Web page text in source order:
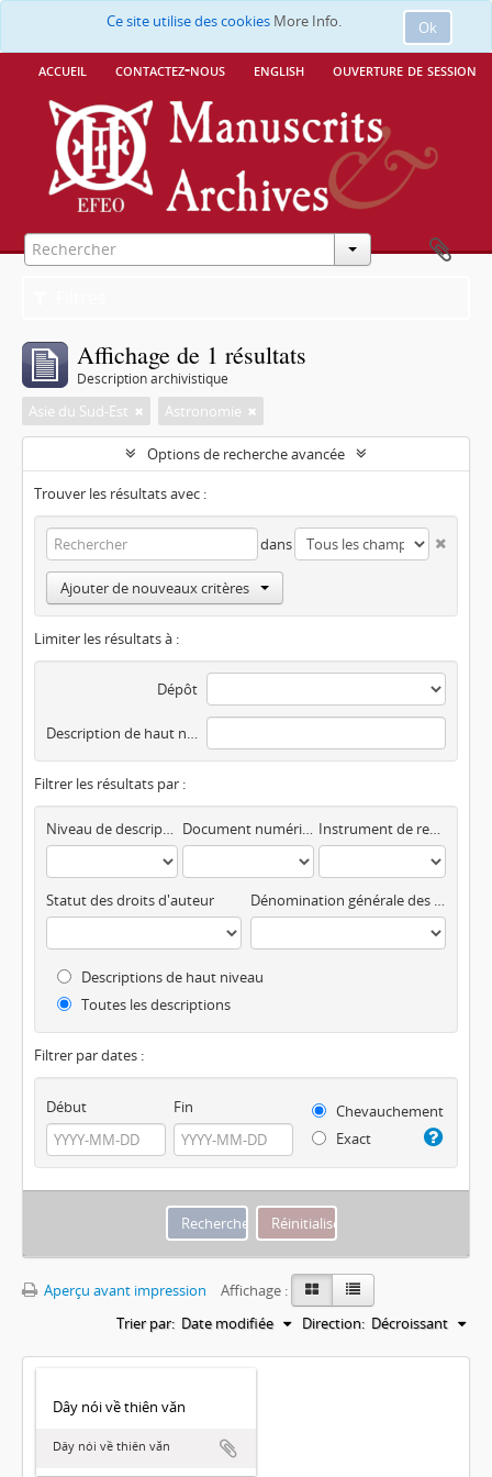
Ok
Ce site utilise des cookies More Info.
accueil contactez-nous english ouverture de session
Affichage de 1 résultats
Description archivistique
Asie du Sud-Est Astronomie
Options de recherche avancée
Trouver les résultats avec :
dans
Ajouter de nouveaux critères
Limiter les résultats à :
Dépôt
Description de haut niveau
Filtrer les résultats par :
Niveau de description Document numérisé disponible Instrument de recherche
Statut des droits d'auteur Dénomination générale des documents
Descriptions de haut niveau
Toutes les descriptions
Filtrer par dates :
Début Fin
Chevauchement
Exact
Aperçu avant impression
Affichage :
Trier par: Date modifiée Direction: Décroissant
Dây nói về thiên văn
Dây nói về thiên văn